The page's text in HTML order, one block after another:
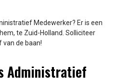
Medewerker? Er is een
te Zuid-Holland. Solliciteer
van de baan!
Administratief